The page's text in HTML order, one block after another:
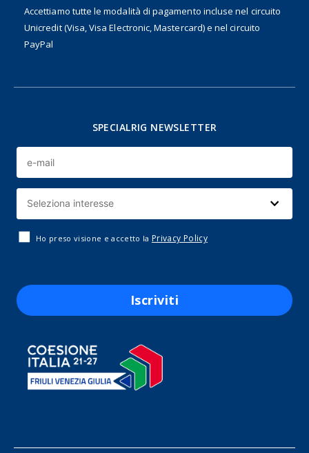
Accettiamo tutte le modalità di pagamento incluse nel circuito
Unicredit (Visa, Visa Electronic, Mastercard) e nel circuito
PayPal
SPECIALRIG NEWSLETTER
Ho preso visione e accetto la Privacy Policy
Iscriviti